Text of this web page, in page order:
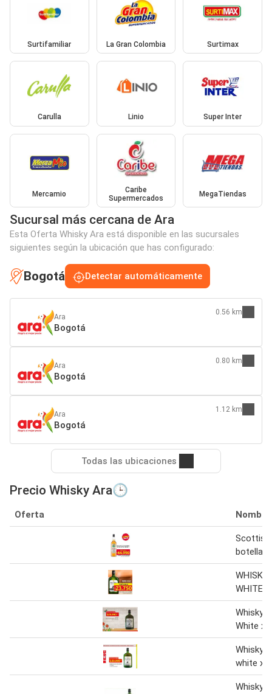
Surtifamiliar La Gran Colombia Surtimax
Carulla Linio Super Inter
Mercamio
Caribe
Supermercados
MegaTiendas
Sucursal más cercana de Ara
Esta Oferta Whisky Ara está disponible en las sucursales
siguientes según la ubicación que has configurado:
Bogotá Detectar automáticamente
Ara
Bogotá
0.56 km
Ara
Bogotá
0.80 km
Ara
Bogotá
1.12 km
Todas las ubicaciones
Precio Whisky Ara🕒
Oferta Nombre
Scottish
botella
WHISKY
WHITE
Whisky
White x
Whisky
white x
Whisky